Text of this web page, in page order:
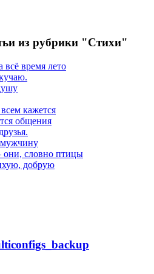
из рубрики "Стихи"
время лето
кажется
общения
мужчину
словно птицы
добрую